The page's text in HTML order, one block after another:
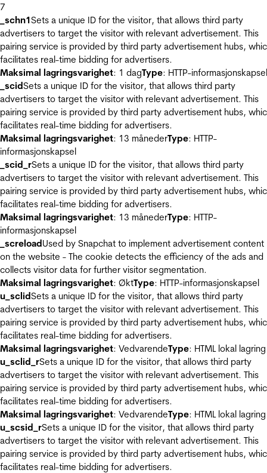
7
_schn1Sets a unique ID for the visitor, that allows third party
advertisers to target the visitor with relevant advertisement. This
pairing service is provided by third party advertisement hubs,
facilitates real-time bidding for advertisers.
Maksimal lagringsvarighet: 1 dagType: HTTP-informasjonskapsel
_scidSets a unique ID for the visitor, that allows third party
advertisers to target the visitor with relevant advertisement. This
pairing service is provided by third party advertisement hubs,
facilitates real-time bidding for advertisers.
Maksimal lagringsvarighet: 13 månederType: HTTP-
informasjonskapsel
_scid_rSets a unique ID for the visitor, that allows third party
advertisers to target the visitor with relevant advertisement. This
pairing service is provided by third party advertisement hubs,
facilitates real-time bidding for advertisers.
Maksimal lagringsvarighet: 13 månederType: HTTP-
informasjonskapsel
_screloadUsed by Snapchat to implement advertisement content
on the website - The cookie detects the efficiency of the ads and
collects visitor data for further visitor segmentation.
Maksimal lagringsvarighet: ØktType: HTTP-informasjonskapsel
u_sclidSets a unique ID for the visitor, that allows third party
advertisers to target the visitor with relevant advertisement. This
pairing service is provided by third party advertisement hubs,
facilitates real-time bidding for advertisers.
Maksimal lagringsvarighet: VedvarendeType: HTML lokal lagring
u_sclid_rSets a unique ID for the visitor, that allows third party
advertisers to target the visitor with relevant advertisement. This
pairing service is provided by third party advertisement hubs,
facilitates real-time bidding for advertisers.
Maksimal lagringsvarighet: VedvarendeType: HTML lokal lagring
u_scsid_rSets a unique ID for the visitor, that allows third party
advertisers to target the visitor with relevant advertisement. This
pairing service is provided by third party advertisement hubs,
facilitates real-time bidding for advertisers.